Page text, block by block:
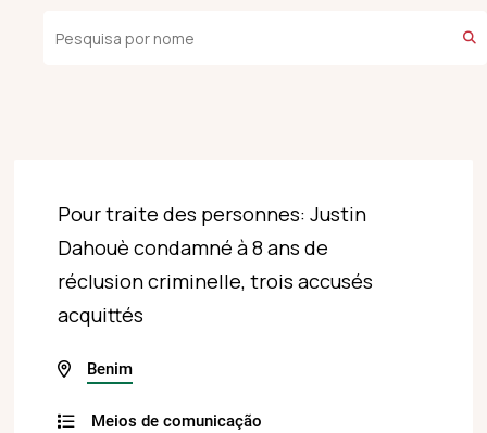
Pour traite des personnes: Justin
Dahouè condamné à 8 ans de
réclusion criminelle, trois accusés
acquittés
Benim
Meios de comunicação